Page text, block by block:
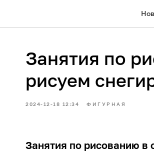
Занятия по
рисуем
2024-12-18 12:34 ФИГУРНАЯ
Занятия по рисованию в